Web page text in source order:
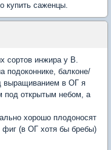
купить саженцы.
сортов инжира у В.
подоконнике, балконе/
выращиванием в ОГ я
под открытым небом, а
хорошо плодоносят
фиг (в ОГ хотя бы бребы)